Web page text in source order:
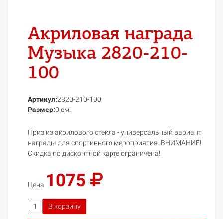
Акриловая награда
Музыка 2820-210-
100
Артикул:2820-210-100
Размер:0 см.
Приз из акрилового стекла - универсальный вариант
награды для спортивного мероприятия. ВНИМАНИЕ!
Скидка по дисконтной карте ограничена!
Цена 1075
В корзину